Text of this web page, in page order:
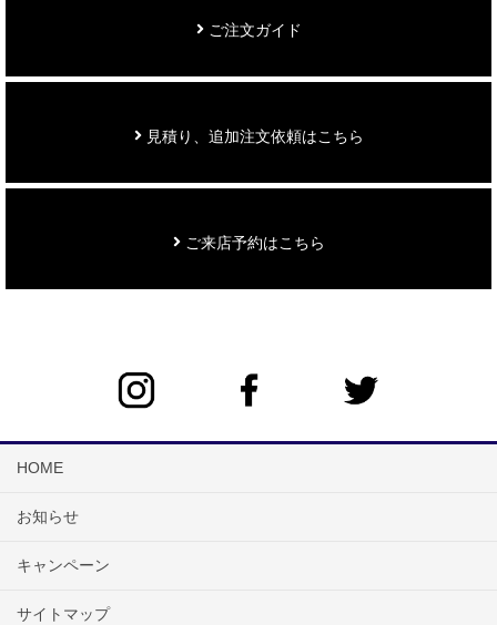
ご注文ガイド
見積り、追加注文依頼はこちら
ご来店予約はこちら
HOME
お知らせ
キャンペーン
サイトマップ